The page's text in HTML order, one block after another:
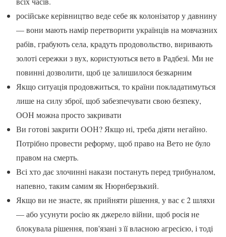
російське керівництво веде себе як колонізатор у давнину
— вони мають намір перетворити українців на мовчазних
рабів, грабують села, крадуть продовольство, виривають
золоті сережки з вух, користуються вето в Радбезі. Ми не
повинні дозволити, щоб це залишилося безкарним
Якщо ситуація продовжиться, то країни покладатимуться
лише на силу зброї, щоб забезпечувати свою безпеку,
ООН можна просто закривати
Ви готові закрити ООН? Якщо ні, треба діяти негайно.
Потрібно провести реформу, щоб право на Вето не було
правом на смерть.
Всі хто дає злочинні накази постануть перед трибуналом,
напевно, таким самим як Нюрнберзький.
Якщо ви не знаєте, як прийняти рішення, у вас є 2 шляхи
— або усунути росію як джерело війни, щоб росія не
блокувала рішення, пов'язані з її власною агресією, і тоді